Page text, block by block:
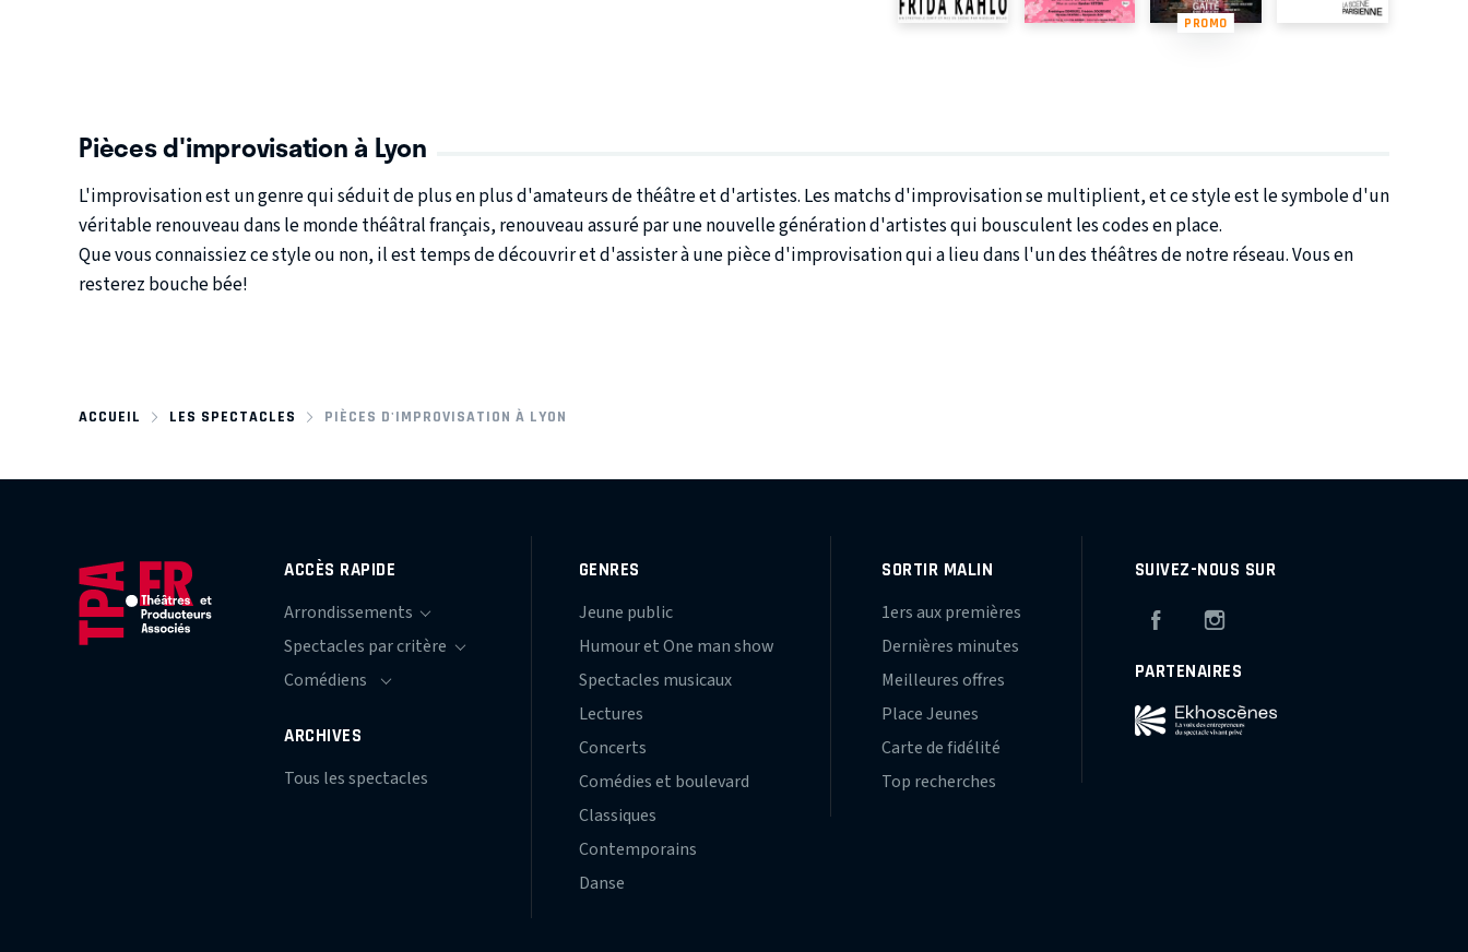
PROMO
Pièces d'improvisation à Lyon
L'improvisation est un genre qui séduit de plus en plus d'amateurs de théâtre et d'artistes. Les matchs d'improvisation se multiplient, et ce style est le symbole d'un
véritable renouveau dans le monde théâtral français, renouveau assuré par une nouvelle génération d'artistes qui bousculent les codes en place.
Que vous connaissiez ce style ou non, il est temps de découvrir et d'assister à une pièce d'improvisation qui a lieu dans l'un des théâtres de notre réseau. Vous en
resterez bouche bée!
ACCUEIL LES SPECTACLES PIÈCES D'IMPROVISATION À LYON
ACCÈS RAPIDE
ARCHIVES
Tous les spectacles
GENRES
Jeune public
Humour et One man show
Spectacles musicaux
Lectures
Concerts
Comédies et boulevard
Classiques
Contemporains
Danse
SORTIR MALIN
1ers aux premières
Dernières minutes
Meilleures offres
Place Jeunes
Carte de fidélité
Top recherches
SUIVEZ-NOUS SUR
Facebook
PARTENAIRES